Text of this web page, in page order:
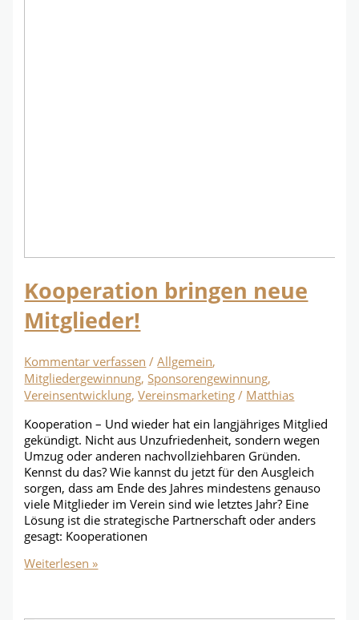
Kooperation bringen neue
Mitglieder!
Kommentar verfassen /Allgemein,
Mitgliedergewinnung,Sponsorengewinnung,
Vereinsentwicklung,Vereinsmarketing / Matthias
Kooperation – Und wieder hat ein langjähriges Mitglied
gekündigt. Nicht aus Unzufriedenheit, sondern wegen
Umzug oder anderen nachvollziehbaren Gründen.
Kennst du das? Wie kannst du jetzt für den Ausgleich
sorgen, dass am Ende des Jahres mindestens genauso
viele Mitglieder im Verein sind wie letztes Jahr? Eine
Lösung ist die strategische Partnerschaft oder anders
gesagt: Kooperationen
Kooperation
Weiterlesen »